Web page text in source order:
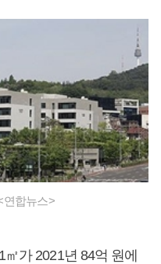
연합뉴스>
가 2021년 84억 원에